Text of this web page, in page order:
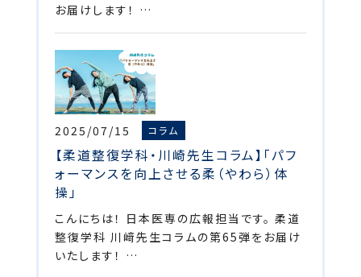
お届けします！ …
2025/07/15 コラム
【柔道整復学科・川崎先生コラム】「パフ
ォーマンスを向上させる柔（やわら）体
操」
こんにちは！ 日本医専の広報担当です。 柔道
整復学科 川﨑先生コラムの第65弾をお届け
いたします！ …